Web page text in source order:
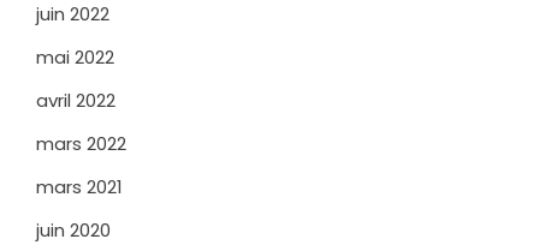
juin 2022
mai 2022
avril 2022
mars 2022
mars 2021
juin 2020